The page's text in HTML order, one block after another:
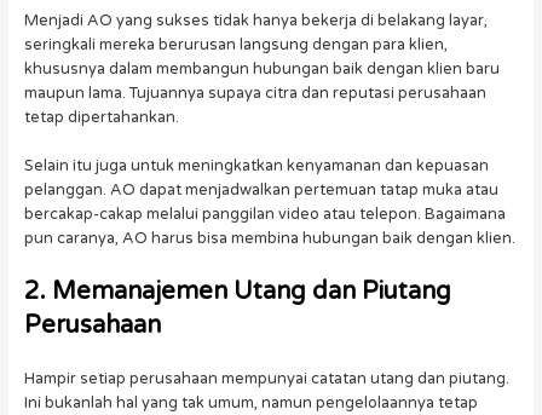
Menjadi AO yang sukses tidak hanya bekerja di belakang layar,
seringkali mereka berurusan langsung dengan para klien,
khususnya dalam membangun hubungan baik dengan klien baru
maupun lama. Tujuannya supaya citra dan reputasi perusahaan
tetap dipertahankan.
Selain itu juga untuk meningkatkan kenyamanan dan kepuasan
pelanggan. AO dapat menjadwalkan pertemuan tatap muka atau
bercakap-cakap melalui panggilan video atau telepon. Bagaimana
pun caranya, AO harus bisa membina hubungan baik dengan klien.
2. Memanajemen Utang dan Piutang
Perusahaan
Hampir setiap perusahaan mempunyai catatan utang dan piutang.
Ini bukanlah hal yang tak umum, namun pengelolaannya tetap